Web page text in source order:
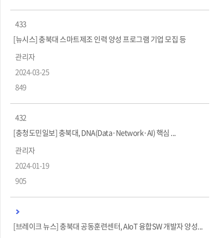
433
[뉴시스] 충북대 스마트제조 인력 양성 프로그램 기업 모집 등
관리자
2024-03-25
849
432
[충청도민일보] 충북대, DNA(Data·Network·AI) 핵심 ...
관리자
2024-01-19
905
[브레이크 뉴스] 충북대 공동훈련센터, AIoT 융합SW 개발자 양성...